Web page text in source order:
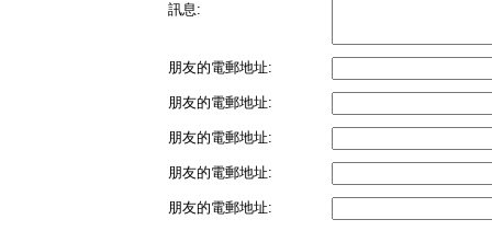
訊息:
朋友的電郵地址:
朋友的電郵地址:
朋友的電郵地址:
朋友的電郵地址:
朋友的電郵地址: